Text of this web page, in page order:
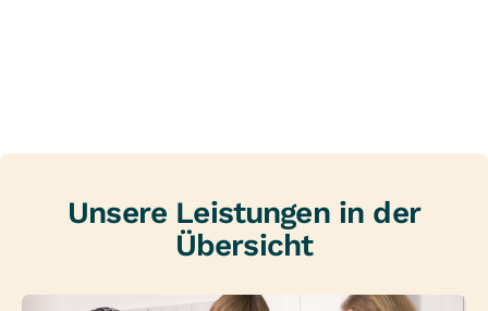
Unsere Leistungen in der
Übersicht